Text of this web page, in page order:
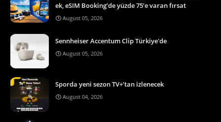
ek, eSIM Booking’de yüzde 75’e varan fırsat
August 05, 2026
Sennheiser Accentum Clip Türkiye'de
August 05, 2026
Sporda yeni sezon TV+’tan izlenecek
August 04, 2026